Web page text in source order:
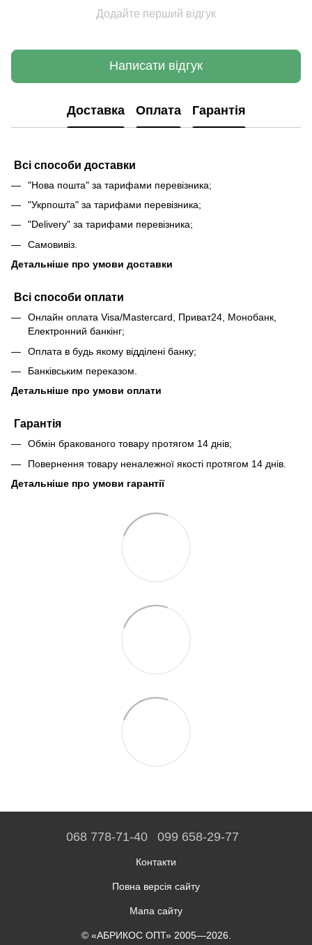
Додайте перший відгук
Написати відгук
Доставка Оплата Гарантія
Всі способи доставки
"Нова пошта" за тарифами перевізника;
"Укрпошта" за тарифами перевізника;
"Delivery" за тарифами перевізника;
Самовивіз.
Детальніше про умови доставки
Всі способи оплати
Онлайн оплата Visa/Mastercard, Приват24, Монобанк,
Електронний банкінг;
Оплата в будь якому відділені банку;
Банківським переказом.
Детальніше про умови оплати
Гарантія
Обмін бракованого товару протягом 14 днів;
Повернення товару неналежної якості протягом 14 днів.
Детальніше про умови гарантії
068 778-71-40 099 658-29-77
Контакти
Повна версія сайту
Мапа сайту
© «АБРИКОС ОПТ» 2005—2026.